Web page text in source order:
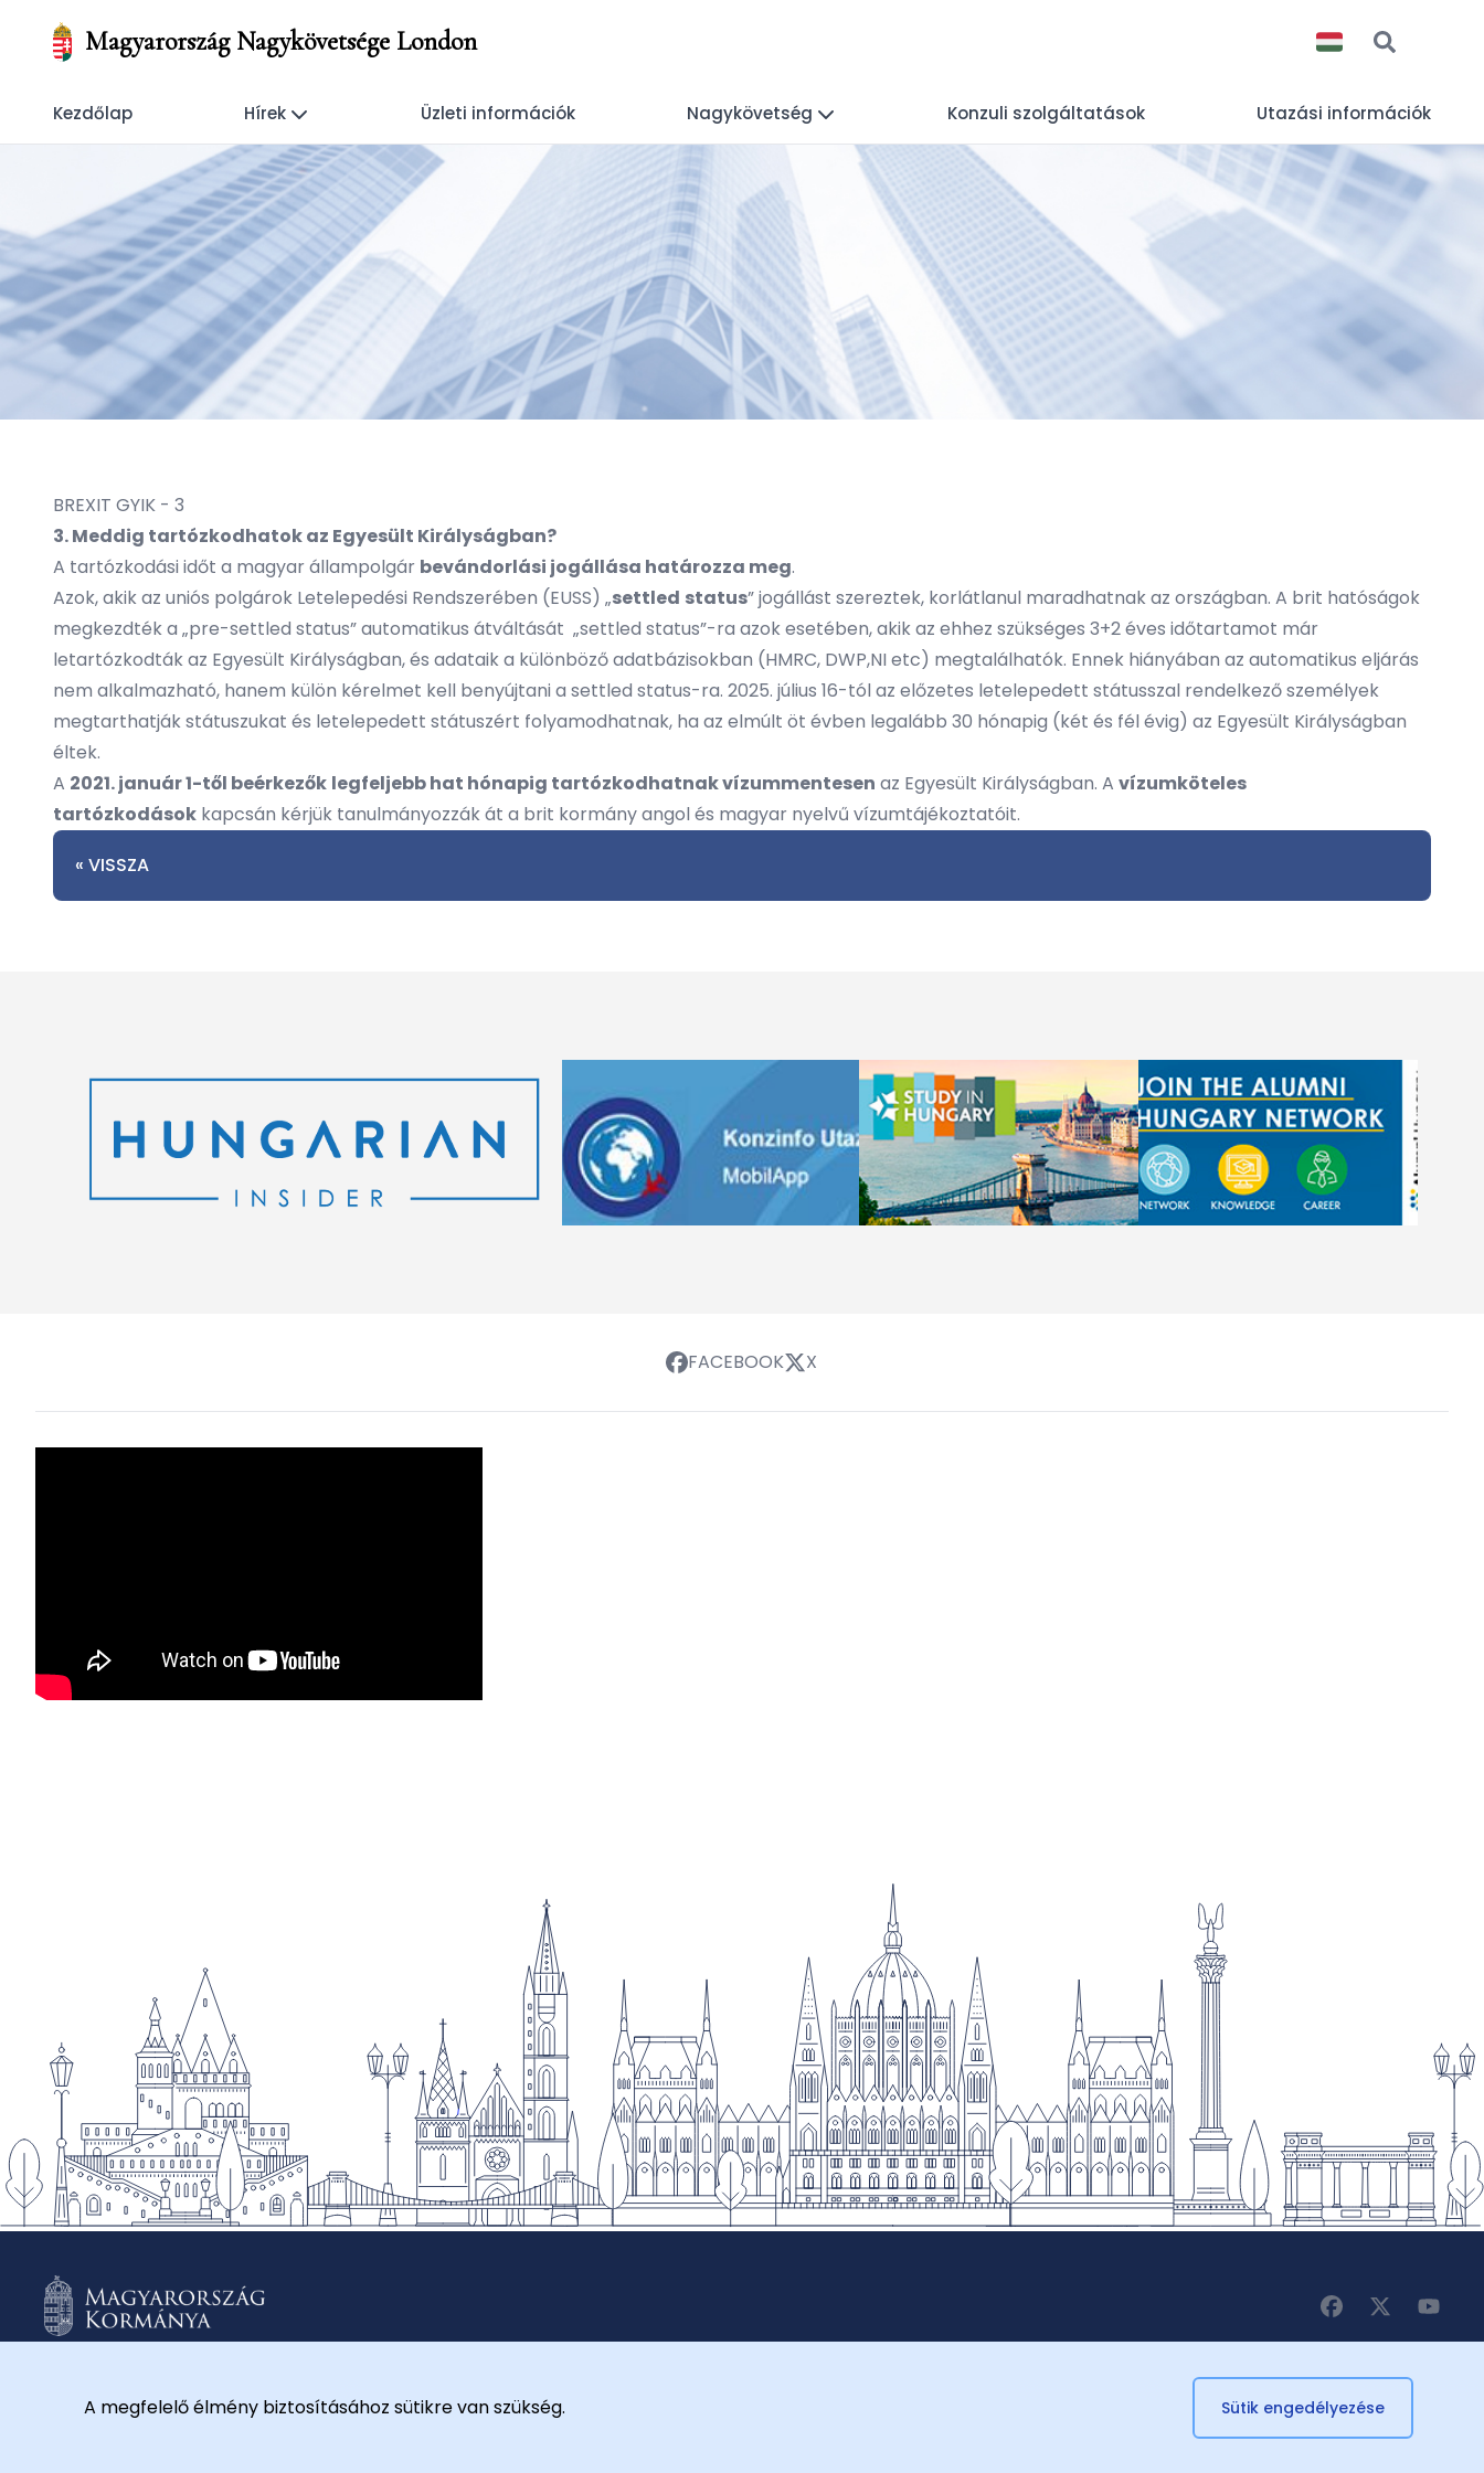
Magyarország Nagykövetsége London
Kezdőlap Hírek Üzleti információk Nagykövetség Konzuli szolgáltatások Utazási információk
BREXIT GYIK - 3
3. Meddig tartózkodhatok az Egyesült Királyságban?
A tartózkodási időt a magyar állampolgár bevándorlási jogállása határozza meg.
Azok, akik az uniós polgárok Letelepedési Rendszerében (EUSS) „settled status” jogállást szereztek, korlátlanul maradhatnak az országban. A brit hatóságok
megkezdték a „pre-settled status” automatikus átváltását „settled status”-ra azok esetében, akik az ehhez szükséges 3+2 éves időtartamot már
letartózkodták az Egyesült Királyságban, és adataik a különböző adatbázisokban (HMRC, DWP,NI etc) megtalálhatók. Ennek hiányában az automatikus eljárás
nem alkalmazható, hanem külön kérelmet kell benyújtani a settled status-ra. 2025. július 16-tól az előzetes letelepedett státusszal rendelkező személyek
megtarthatják státuszukat és letelepedett státuszért folyamodhatnak, ha az elmúlt öt évben legalább 30 hónapig (két és fél évig) az Egyesült Királyságban
éltek.
A 2021. január 1-től beérkezők legfeljebb hat hónapig tartózkodhatnak vízummentesen az Egyesült Királyságban. A vízumköteles
tartózkodások kapcsán kérjük tanulmányozzák át a brit kormányangol és magyar nyelvű vízumtájékoztatóit.
« VISSZA
FACEBOOK X
© 2026 Külügyminisztérium
A megfelelő élmény biztosításához sütikre van szükség. Sütik engedélyezése